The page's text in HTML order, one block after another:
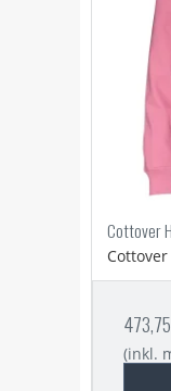
Cottover
Cottover
(inkl.